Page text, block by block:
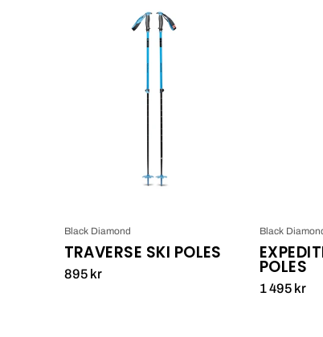
Black
Diamond
POLES
TRAVERSE SKI POLES
Black Diamond
895 kr POLES
Black
1 495 kr